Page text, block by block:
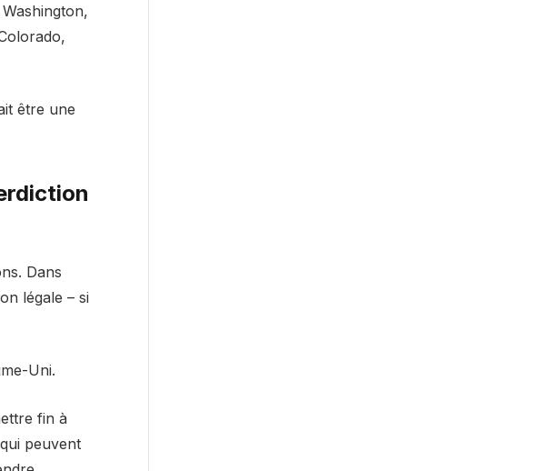
être une
Dans
légale – si
Uni.
fin à
peuvent